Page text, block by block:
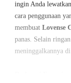
ingin Anda
cara penggunaan
membuat Lovense
panas. Selain
meninggalkannya